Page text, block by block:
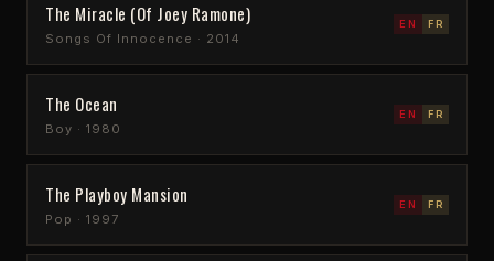
The Miracle (Of Joey Ramone)
Songs Of Innocence · 2014
EN FR
The Ocean
Boy · 1980
EN FR
The Playboy Mansion
Pop · 1997
EN FR